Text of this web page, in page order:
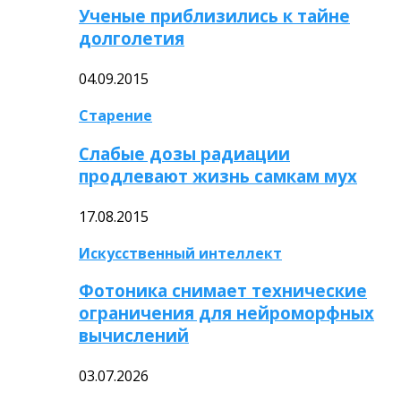
Ученые приблизились к тайне
долголетия
04.09.2015
Старение
Слабые дозы радиации
продлевают жизнь самкам мух
17.08.2015
Искусственный интеллект
Фотоника снимает технические
ограничения для нейроморфных
вычислений
03.07.2026